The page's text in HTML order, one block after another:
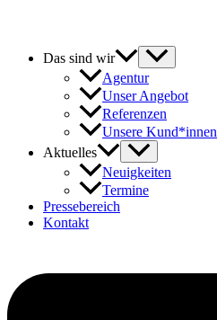
Das sind wir
Agentur
Unser Angebot
Referenzen
Unsere Kund*innen
Aktuelles
Neuigkeiten
Termine
Pressebereich
Kontakt